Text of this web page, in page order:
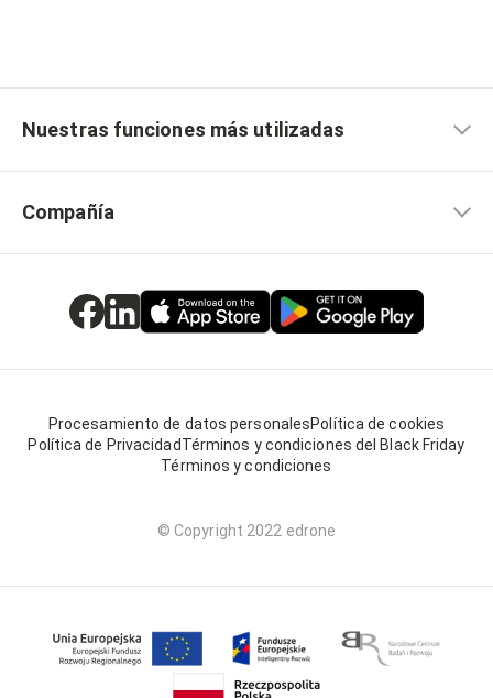
Nuestras funciones más utilizadas
Compañía
Procesamiento de datos personalesPolítica de cookies
Política de PrivacidadTérminos y condiciones del Black Friday
Términos y condiciones
© Copyright 2022 edrone